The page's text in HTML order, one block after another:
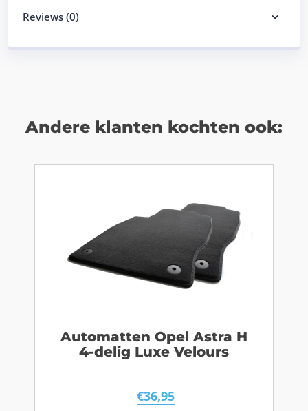
Reviews (0)
Andere klanten kochten ook:
Automatten Opel Astra H
4-delig Luxe Velours
€36,95